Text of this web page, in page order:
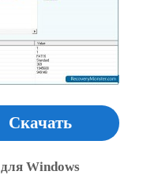
Скачать
для Windows